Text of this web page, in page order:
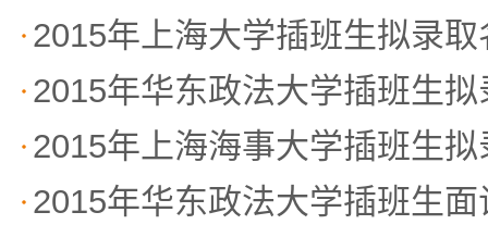
2015年上海大学插班生拟录
2015年华东政法大学插班生
2015年上海海事大学插班生
2015年华东政法大学插班生